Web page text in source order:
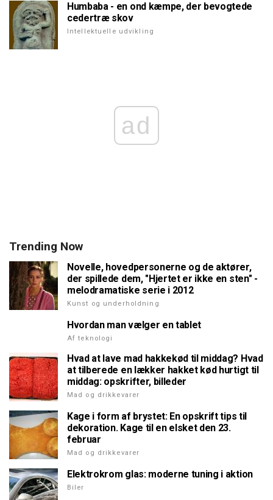
Humbaba - en ond kæmpe, der bevogtede
cedertræ skov
Intellektuelle udvikling
ad
Trending Now
Novelle, hovedpersonerne og de aktører,
der spillede dem, "Hjertet er ikke en sten" -
melodramatiske serie i 2012
Kunst og underholdning
Hvordan man vælger en tablet
Af teknologi
Hvad at lave mad hakkekød til middag? Hvad
at tilberede en lækker hakket kød hurtigt til
middag: opskrifter, billeder
Mad og drikkevarer
Kage i form af brystet: En opskrift tips til
dekoration. Kage til en elsket den 23.
februar
Mad og drikkevarer
Elektrokrom glas: moderne tuning i aktion
Biler